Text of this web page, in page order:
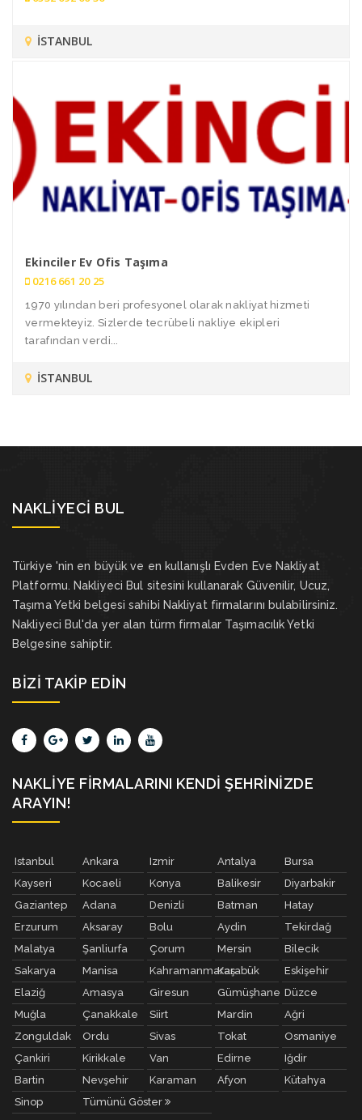
İSTANBUL
Ekinciler Ev Ofis Taşıma
0216 661 20 25
1970 yılından beri profesyonel olarak nakliyat hizmeti
vermekteyiz. Sizlerde tecrübeli nakliye ekipleri
tarafından verdi...
İSTANBUL
NAKLIYECI BUL
Türkiye 'nin en büyük ve en kullanışlı Evden Eve Nakliyat
Platformu. Nakliyeci Bul sitesini kullanarak Güvenilir, Ucuz,
Taşıma Yetki belgesi sahibi Nakliyat firmalarını bulabilirsiniz.
Nakliyeci Bul'da yer alan türm firmalar Taşımacılık Yetki
Belgesine sahiptir.
BIZI TAKIP EDIN
NAKLIYE FIRMALARINI KENDI ŞEHRINIZDE
ARAYIN!
Istanbul Ankara Izmir Antalya
Bursa
Kayseri
Kocaeli Konya Balikesir
Diyarbakir
Gaziantep
Adana Denizli Batman
Hatay
Erzurum
Aksaray Bolu Aydin
Tekirdağ
Malatya
Şanliurfa Çorum Mersin
Bilecik
Sakarya
Manisa KahramanmaraşKarabük
Eskişehir
Elaziğ
Amasya Giresun Gümüşhane Düzce
Muğla
Çanakkale Siirt Mardin
Ağri
Zonguldak
Ordu Sivas Tokat
Osmaniye
Çankiri
Kirikkale Van Edirne
Iğdir
Bartin
Nevşehir Karaman Afyon
Kütahya
Sinop
Tümünü Göster